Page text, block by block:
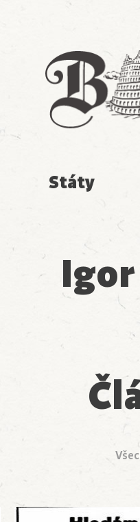
Státy